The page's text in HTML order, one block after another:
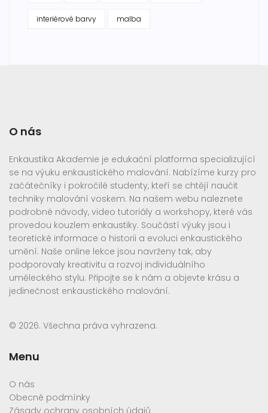
interiérové barvy malba
O nás
Enkaustika Akademie je edukační platforma specializující
se na výuku enkaustického malování. Nabízíme kurzy pro
začátečníky i pokročilé studenty, kteří se chtějí naučit
techniky malování voskem. Na našem webu naleznete
podrobné návody, video tutoriály a workshopy, které vás
provedou kouzlem enkaustiky. Součástí výuky jsou i
teoretické informace o historii a evoluci enkaustického
umění. Naše online lekce jsou navrženy tak, aby
podporovaly kreativitu a rozvoj individuálního
uměleckého stylu. Připojte se k nám a objevte krásu a
jedinečnost enkaustického malování.
© 2026. Všechna práva vyhrazena.
Menu
O nás
Obecné podmínky
Zásady ochrany osobních údajů